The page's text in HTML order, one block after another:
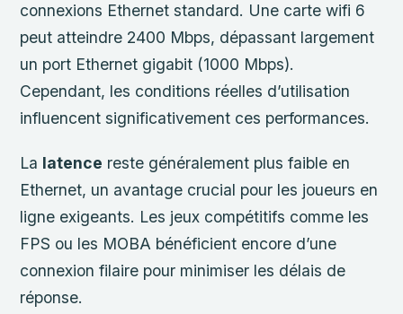
connexions Ethernet standard. Une carte wifi 6
peut atteindre 2400 Mbps, dépassant largement
un port Ethernet gigabit (1000 Mbps).
Cependant, les conditions réelles d’utilisation
influencent significativement ces performances.
La latence reste généralement plus faible en
Ethernet, un avantage crucial pour les joueurs en
ligne exigeants. Les jeux compétitifs comme les
FPS ou les MOBA bénéficient encore d’une
connexion filaire pour minimiser les délais de
réponse.